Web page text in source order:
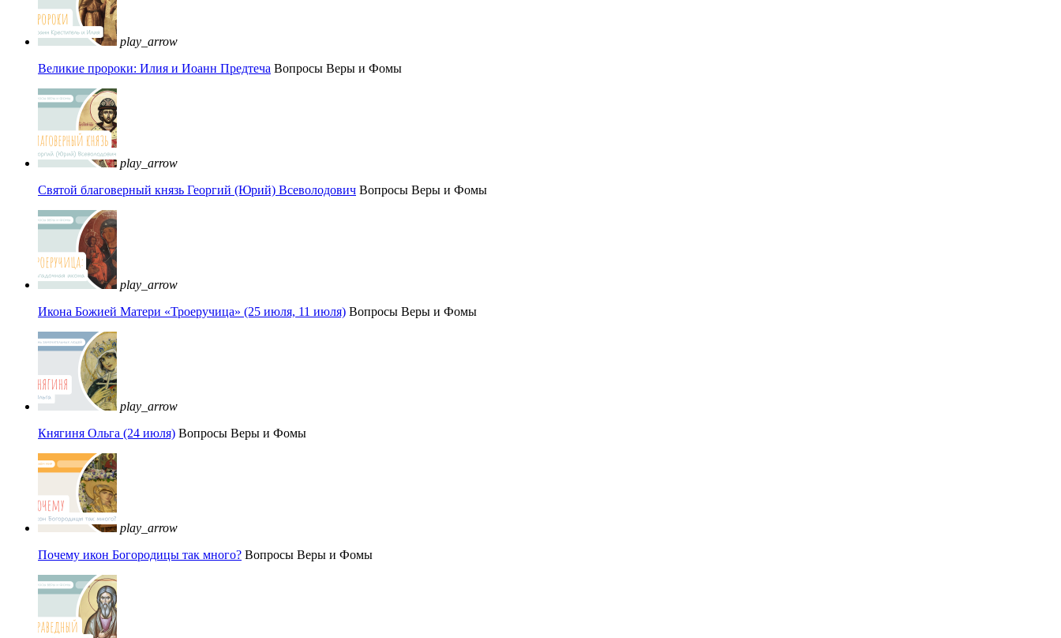
play_arrow
Великие пророки: Илия и Иоанн Предтеча Вопросы Веры и Фомы
play_arrow
Святой благоверный князь Георгий (Юрий) Всеволодович Вопросы Веры и Фомы
play_arrow
Икона Божией Матери «Троеручица» (25 июля, 11 июля) Вопросы Веры и Фомы
play_arrow
Княгиня Ольга (24 июля) Вопросы Веры и Фомы
play_arrow
Почему икон Богородицы так много? Вопросы Веры и Фомы